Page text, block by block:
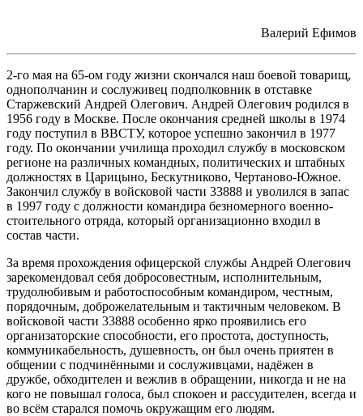
Валерий Ефимов
2-го мая на 65-ом году жизни скончался наш боевой товарищ,
однополчанин и сослуживец подполковник в отставке
Старжевский Андрей Олегович. Андрей Олегович родился в
1956 году в Москве. После окончания средней школы в 1974
году поступил в ВВСТУ, которое успешно закончил в 1977
году. По окончании училища проходил службу в московском
регионе на различных командных, политических и штабных
должностях в Царицыно, Бескутниково, Чертаново-Южное.
Закончил службу в войсковой части 33888 и уволился в запас
в 1997 году с должности командира безномерного военно-
стоительного отряда, который организационно входил в
состав части.
За время прохождения офицерской службы Андрей Олегович
зарекомендовал себя добросовестным, исполнительным,
трудолюбивым и работоспособным командиром, честным,
порядочным, доброжелательным и тактичным человеком. В
войсковой части 33888 особенно ярко проявились его
организаторские способности, его простота, доступность,
коммуникабельность, душевность, он был очень приятен в
общении с подчинёнными и сослуживцами, надёжен в
дружбе, обходителен и вежлив в обращении, никогда и не на
кого не повышал голоса, был спокоен и рассудителен, всегда и
во всём старался помочь окружащим его людям.